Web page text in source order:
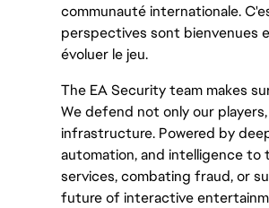
communauté internationale.
perspectives sont bienvenues
évoluer le jeu.
The EA Security team makes
We defend not only our
infrastructure. Powered by
automation, and intelligence to
services, combating fraud, or
future of interactive